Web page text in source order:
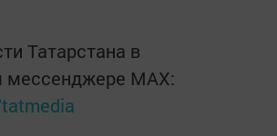
Татарстана в
мессенджере MАХ: